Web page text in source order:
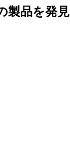
製品を発見